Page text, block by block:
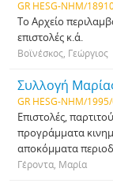
GR HESG-NHM/
Το Αρχείο
επιστολές κ.ά.
Βοϊνέσκος, Γεώργιος
Συλλογή
GR HESG-NHM/
Επιστολές,
προγράμματα
αποκόμματα
Γέροντα, Μαρία